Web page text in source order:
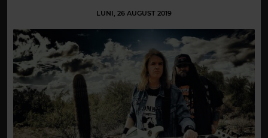
LUNI, 26 AUGUST 2019